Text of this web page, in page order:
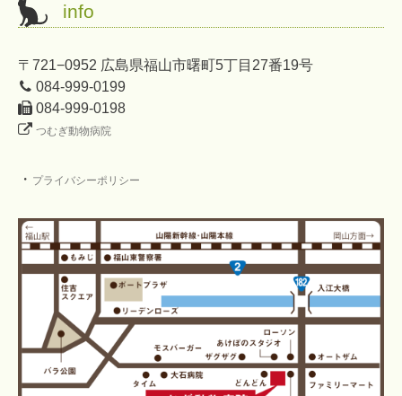
info
〒721−0952 広島県福山市曙町5丁目27番19号
084-999-0199
084-999-0198
つむぎ動物病院
・ プライバシーポリシー